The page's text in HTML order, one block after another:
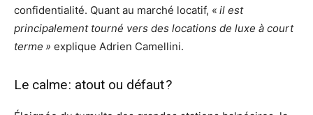
confidentialité. Quant au marché locatif, « il est
principalement tourné vers des locations de luxe à court
terme » explique Adrien Camellini.
Le calme : atout ou défaut ?